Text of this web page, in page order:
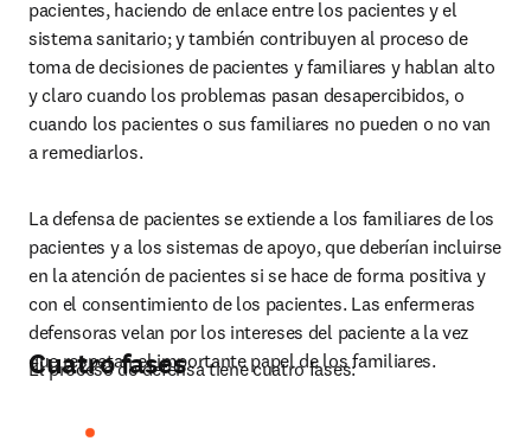
pacientes, haciendo de enlace entre los pacientes y el
sistema sanitario; y también contribuyen al proceso de
toma de decisiones de pacientes y familiares y hablan alto
y claro cuando los problemas pasan desapercibidos, o
cuando los pacientes o sus familiares no pueden o no van
a remediarlos.
La defensa de pacientes se extiende a los familiares de los
pacientes y a los sistemas de apoyo, que deberían incluirse
en la atención de pacientes si se hace de forma positiva y
con el consentimiento de los pacientes. Las enfermeras
defensoras velan por los intereses del paciente a la vez
que respetan el importante papel de los familiares.
Cuatro fases
El proceso de defensa tiene cuatro fases: